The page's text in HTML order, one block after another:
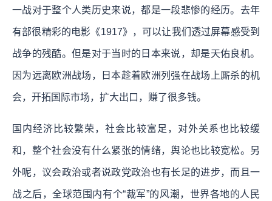
一战对于整个人类历史来说，都是一段悲惨的经历。去年
有部很精彩的电影《1917》，可以让我们透过屏幕感受到
战争的残酷。但是对于当时的日本来说，却是天佑良机。
因为远离欧洲战场，日本趁着欧洲列强在战场上厮杀的机
会，开拓国际市场，扩大出口，赚了很多钱。
国内经济比较繁荣，社会比较富足，对外关系也比较缓
和，整个社会没有什么紧张的情绪，舆论也比较宽松。另
外呢，议会政治或者说政党政治也有长足的进步，而且一
战之后，全球范围内有个“裁军”的风潮，世界各地的人民